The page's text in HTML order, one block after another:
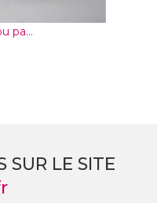
pa...
SUR LE SITE